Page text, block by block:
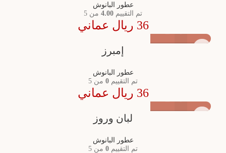
عطور البانوش
تم التقييم 4.00 من 5
36 ريال عماني
إمبرز
عطور البانوش
تم التقييم 0 من 5
36 ريال عماني
لبان وروز
عطور البانوش
تم التقييم 0 من 5